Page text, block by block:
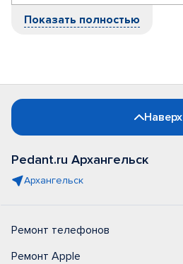
Показать полностью
Наверх
Pedant.ru Архангельск
Архангельск
Ремонт телефонов
Ремонт Apple